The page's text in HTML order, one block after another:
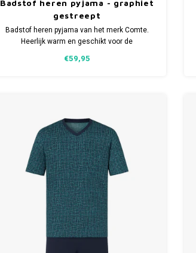
Badstof heren pyjama - graphiet
gestreept
Badstof heren pyjama van het merk Comte.
Heerlijk warm en geschikt voor de
maten.
€59,95